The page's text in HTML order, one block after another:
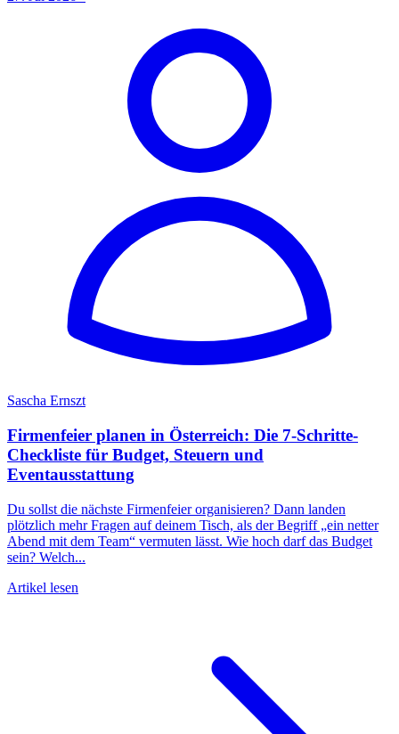
Sascha Ernszt
Firmenfeier planen in Österreich: Die 7-Schritte-
Checkliste für Budget, Steuern und
Eventausstattung
Du sollst die nächste Firmenfeier organisieren? Dann landen
plötzlich mehr Fragen auf deinem Tisch, als der Begriff „ein netter
Abend mit dem Team“ vermuten lässt. Wie hoch darf das Budget
sein? Welch...
Artikel lesen